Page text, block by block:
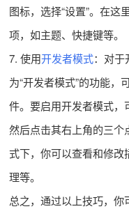
图标，选择“设置”。在这
项，如主题、快捷键等。
7. 使用开发者模式：对于
为“开发者模式”的功能，
件。要启用开发者模式，
然后点击其右上角的三个
式下，你可以查看和修改
理等。
总之，通过以上技巧，